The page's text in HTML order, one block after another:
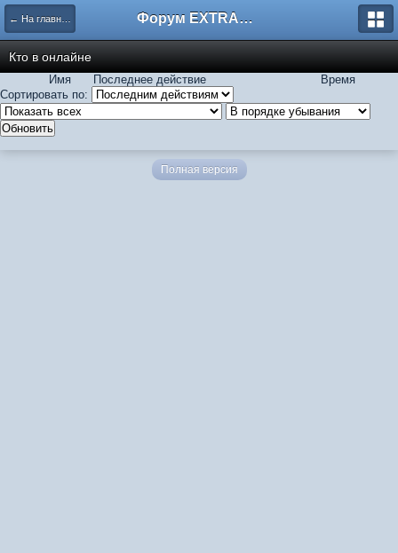
← На главную Форум EXTRACTOR.ru
Кто в онлайне
Имя Последнее действие
Время
Сортировать по:
Полная версия